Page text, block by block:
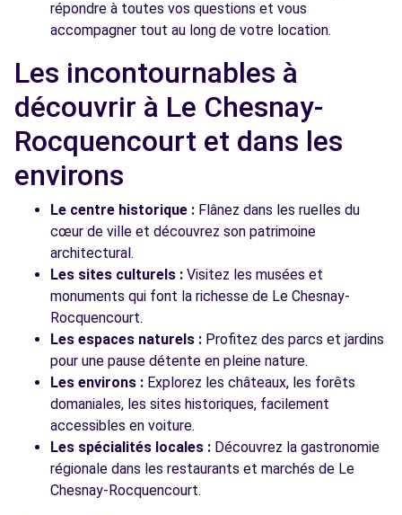
répondre à toutes vos questions et vous
accompagner tout au long de votre location.
Les incontournables à
découvrir à Le Chesnay-
Rocquencourt et dans les
environs
Le centre historique : Flânez dans les ruelles du
cœur de ville et découvrez son patrimoine
architectural.
Les sites culturels : Visitez les musées et
monuments qui font la richesse de Le Chesnay-
Rocquencourt.
Les espaces naturels : Profitez des parcs et jardins
pour une pause détente en pleine nature.
Les environs : Explorez les châteaux, les forêts
domaniales, les sites historiques, facilement
accessibles en voiture.
Les spécialités locales : Découvrez la gastronomie
régionale dans les restaurants et marchés de Le
Chesnay-Rocquencourt.